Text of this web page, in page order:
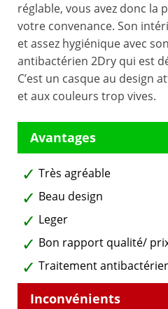
réglable, vous avez donc la
votre convenance. Son
et assez hygiénique avec
antibactérien 2Dry qui est
C’est un casque au design
et aux couleurs trop vives.
Très agréable
Beau design
Leger
Bon rapport qualité/
Traitement